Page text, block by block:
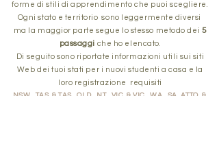
forme di stili di apprendimento che puoi scegliere.
Ogni stato e territorio sono leggermente diversi
ma la maggior parte segue lo stesso metodo dei 5
passaggi che ho elencato.
Di seguito sono riportate informazioni utili sui siti
Web dei tuoi stati per i nuovi studenti a casa e la
loro registrazione
requisiti
NSW TAS & TAS QLD NT VIC & VIC WA SA ATTO &